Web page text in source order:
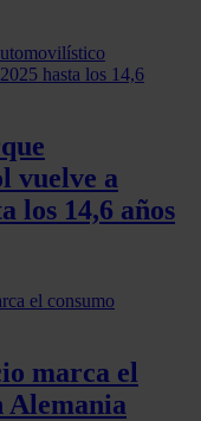
vuelve a
los 14,6 años
marca el
Alemania